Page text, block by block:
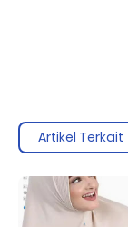
Artikel Terkait